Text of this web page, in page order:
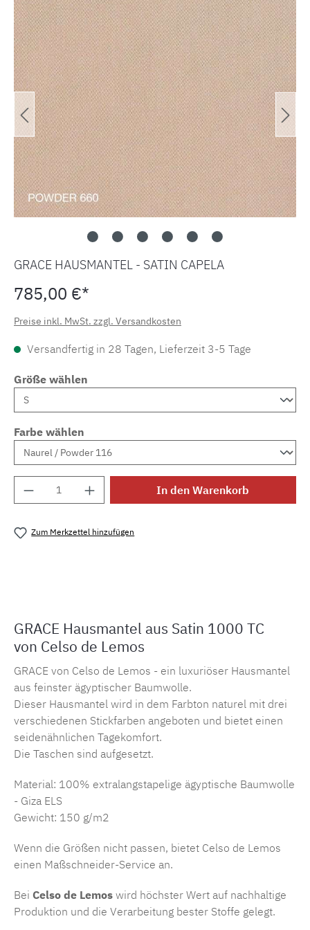
GRACE HAUSMANTEL - SATIN CAPELA
785,00 €*
Preise inkl. MwSt. zzgl. Versandkosten
Versandfertig in 28 Tagen, Lieferzeit 3-5 Tage
Größe wählen
Farbe wählen
Produkt Anzahl: Gib den gewünschten
In den Warenkorb
Zum Merkzettel hinzufügen
GRACE Hausmantel aus Satin 1000 TC
von Celso de Lemos
GRACE von Celso de Lemos - ein luxuriöser Hausmantel
aus feinster ägyptischer Baumwolle.
Dieser Hausmantel wird in dem Farbton naturel mit drei
verschiedenen Stickfarben angeboten und bietet einen
seidenähnlichen Tagekomfort.
Die Taschen sind aufgesetzt.
Material: 100% extralangstapelige ägyptische Baumwolle
- Giza ELS
Gewicht: 150 g/m2
Wenn die Größen nicht passen, bietet Celso de Lemos
einen Maßschneider-Service an.
Bei Celso de Lemos wird höchster Wert auf nachhaltige
Produktion und die Verarbeitung bester Stoffe gelegt.